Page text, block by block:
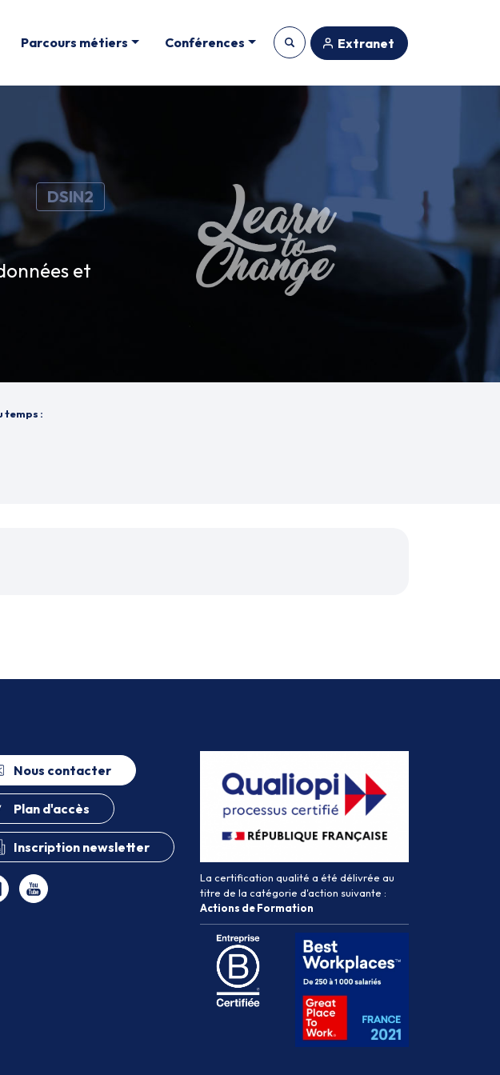
Parcours métiers Conférences Extranet
DSIN2
et
temps :
Nous contacter
Plan d'accès
Inscription newsletter
La certification qualité a été délivrée au
titre de la catégorie d'action suivante :
Actions de Formation